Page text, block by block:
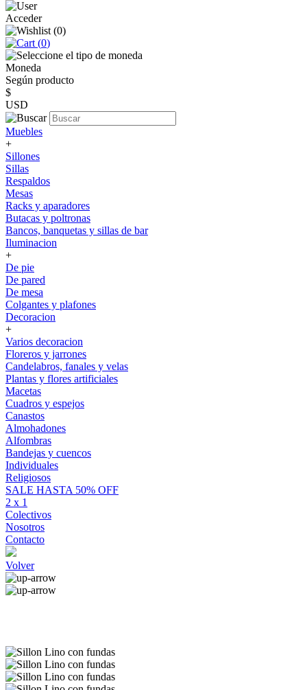
Acceder
(0)
(0)
Moneda
Según producto
$
USD
Muebles
+
Sillones
Sillas
Respaldos
Mesas
Racks y aparadores
Butacas y poltronas
Bancos, banquetas y sillas de bar
Iluminacion
+
De pie
De pared
De mesa
Colgantes y plafones
Decoracion
+
Varios decoracion
Floreros y jarrones
Candelabros, fanales y velas
Plantas y flores artificiales
Macetas
Cuadros y espejos
Canastos
Almohadones
Alfombras
Bandejas y cuencos
Individuales
Religiosos
SALE HASTA 50% OFF
2 x 1
Colectivos
Nosotros
Contacto
Volver